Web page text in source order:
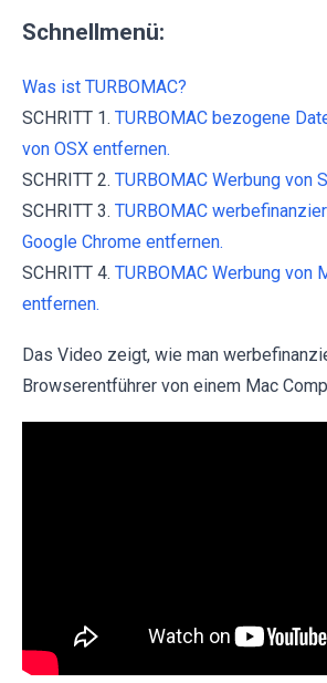
Schnellmenü:
Was ist TURBOMAC?
SCHRITT 1. TURBOMAC bezogene
von OSX entfernen.
SCHRITT 2. TURBOMAC Werbung von
SCHRITT 3. TURBOMAC
Google Chrome entfernen.
SCHRITT 4. TURBOMAC Werbung von
entfernen.
Das Video zeigt, wie man
Browserentführer von einem Mac